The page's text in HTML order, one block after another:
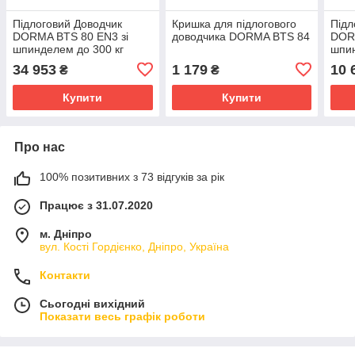
Підлоговий Доводчик
DORMA BTS 80 EN3 зі
шпинделем до 300 кг
34 953 ₴
Купити
Кришка для підлогового
доводчика DORMA BTS 84
1 179₴
Купити
10
Про нас
100% позитивних з 73 відгуків за рік
Працює з 31.07.2020
м. Дніпро
вул. Кості Гордієнко, Дніпро, Україна
Контакти
Сьогодні вихідний
Показати весь графік роботи